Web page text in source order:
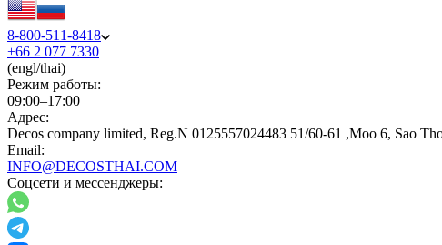
8-800-511-8418
+66 2 077 7330
(engl/thai)
Режим работы:
09:00–17:00
Адрес:
Decos company limited, Reg.N 0125557024483 51/60-61 ,Moo 6, Sao
Email:
INFO@DECOSTHAI.COM
Соцсети и мессенджеры: